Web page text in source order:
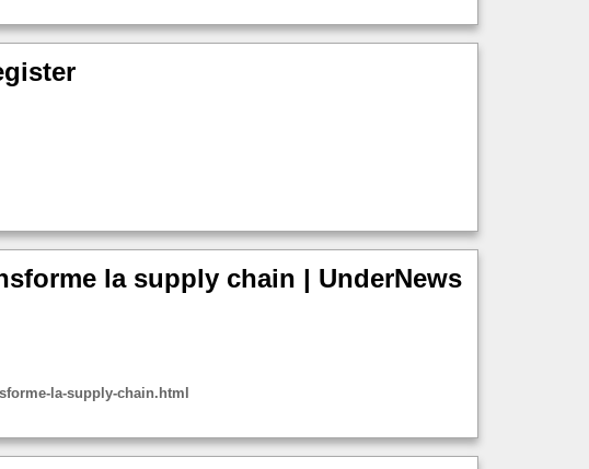
la supply chain | UnderNews
la-supply-chain.html